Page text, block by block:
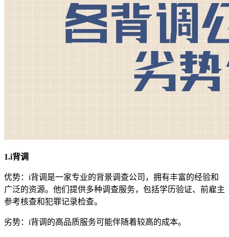
1.i背调
优势：i背调是一家专业的背景调查公司，拥有丰富的经验和
广泛的资源。他们提供多种调查服务，包括学历验证、前雇主
参考核查和犯罪记录检查。
劣势：i背调的高品质服务可能伴随着较高的成本。